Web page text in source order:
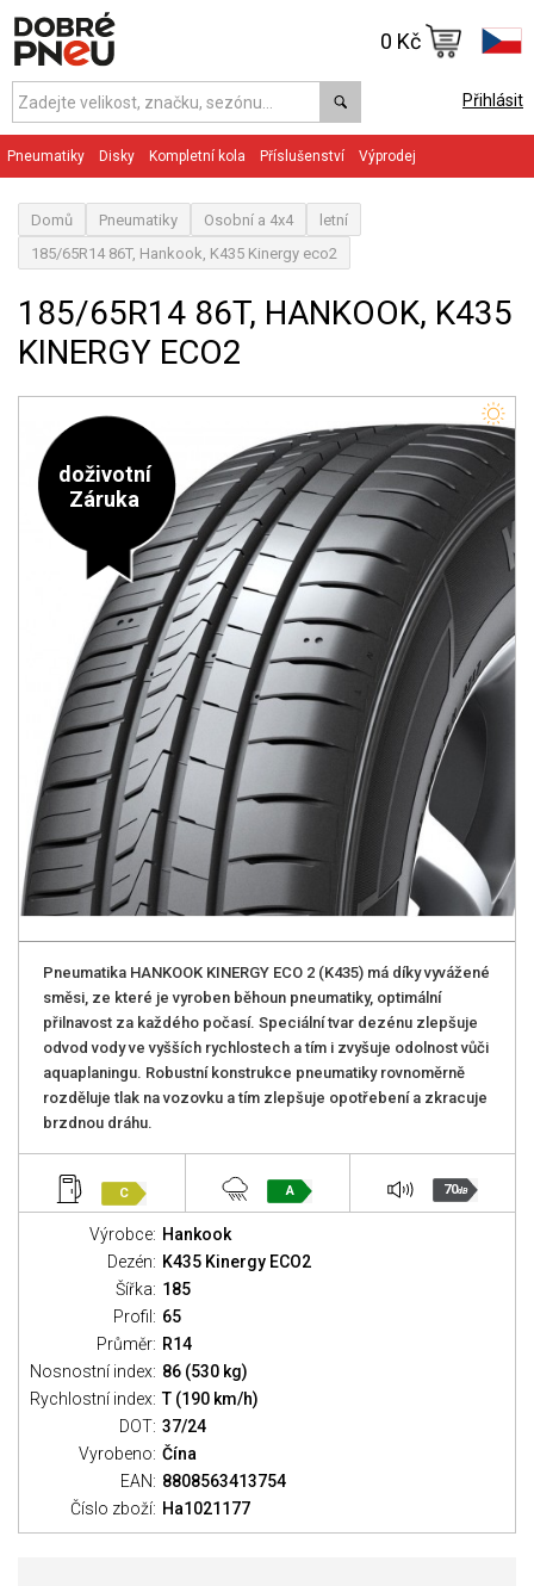
Přihlásit
0 Kč
Pneumatiky Disky Kompletní kola Příslušenství Výprodej
Domů Pneumatiky Osobní a 4x4
letní
185/65R14 86T, Hankook, K435 Kinergy eco2
185/65R14 86T, HANKOOK, K435
KINERGY ECO2
doživotní
Záruka
Pneumatika HANKOOK KINERGY ECO 2 (K435) má díky vyvážené
směsi, ze které je vyroben běhoun pneumatiky, optimální
přilnavost za každého počasí. Speciální tvar dezénu zlepšuje
odvod vody ve vyšších rychlostech a tím i zvyšuje odolnost vůči
aquaplaningu. Robustní konstrukce pneumatiky rovnoměrně
rozděluje tlak na vozovku a tím zlepšuje opotřebení a zkracuje
brzdnou dráhu.
C A 70dB
Výrobce: Hankook
Dezén: K435 Kinergy ECO2
Šířka: 185
Profil: 65
Průměr: R14
Nosnostní index: 86 (530 kg)
Rychlostní index: T (190 km/h)
DOT: 37/24
Vyrobeno: Čína
EAN: 8808563413754
Číslo zboží: Ha1021177